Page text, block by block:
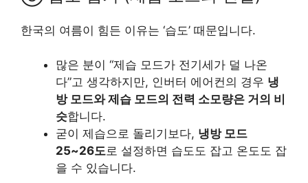
한국의 여름이 힘든 이유는 ‘습도’ 때문입니다.
많은 분이 “제습 모드가 전기세가 덜 나온
다”고 생각하지만, 인버터 에어컨의 경우 냉
방 모드와 제습 모드의 전력 소모량은 거의 비
슷합니다.
굳이 제습으로 돌리기보다, 냉방 모드
25~26도로 설정하면 습도도 잡고 온도도 잡
을 수 있습니다.